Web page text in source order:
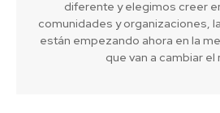
diferente y elegimos creer
comunidades y organizaciones,
están empezando ahora en la
que van a cambiar el